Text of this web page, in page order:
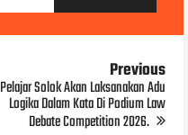
Previous
Pelajar Solok Akan Laksanakan Adu
Logika Dalam Kata Di Podium Law
Debate Competition 2026.